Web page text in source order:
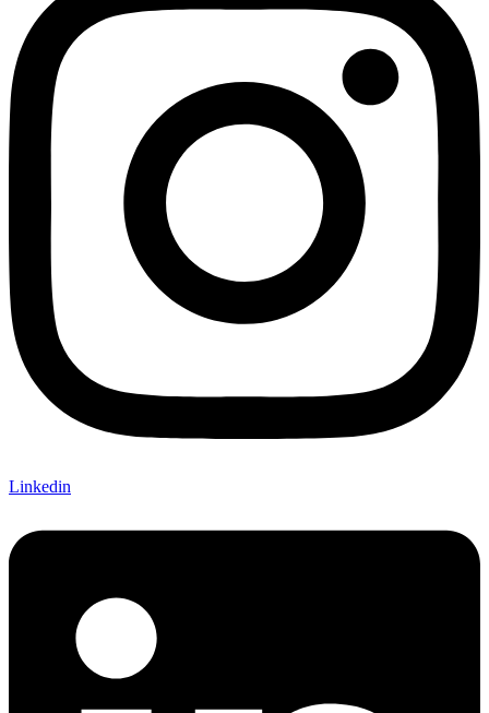
Linkedin